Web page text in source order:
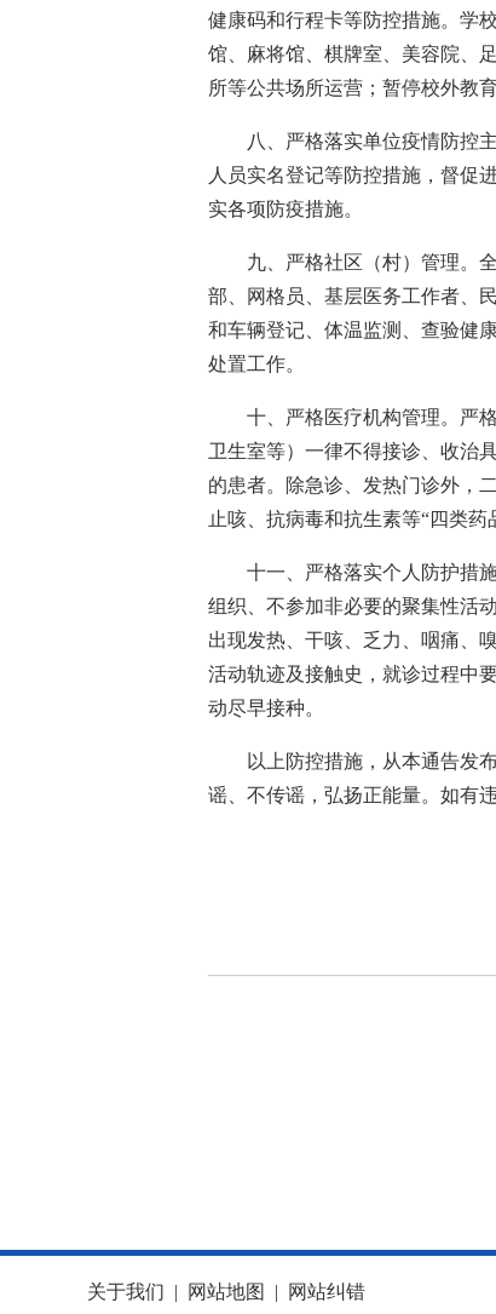
健康码和行程卡等防控措施。学
馆、麻将馆、棋牌室、美容院、
所等公共场所运营；暂停校外教
八、严格落实单位疫情防控
人员实名登记等防控措施，督促
实各项防疫措施。
九、严格社区（村）管理。
部、网格员、基层医务工作者、
和车辆登记、体温监测
、查验健
处置工作。
十、严格医疗机构管理。严
卫生室等）一律不得接诊、收治
的患者。除急诊、发热门诊外，
止咳、抗病毒和抗生素等“四类药
十一、严格落实个人防护措
组织、不参加非必要的聚集性活
出现发热、干咳、乏力、咽痛、
活动轨迹及接触史，就诊过程中
动尽早接种。
以上防控措施，从本通告发
谣、不传谣，弘扬正能量。如有
关于我们 | 网站地图 | 网站纠错